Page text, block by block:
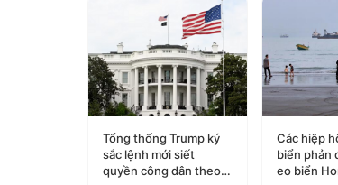
Tổng thống Trump ký
sắc lệnh mới siết
quyền công dân theo
Các hiệp
biển phản
eo biển